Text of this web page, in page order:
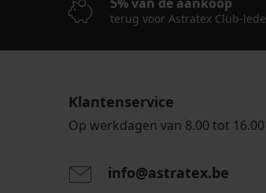
terug voor Astratex Club-
Klantenservice
Op werkdagen van 8.00 tot
info@astratex.be